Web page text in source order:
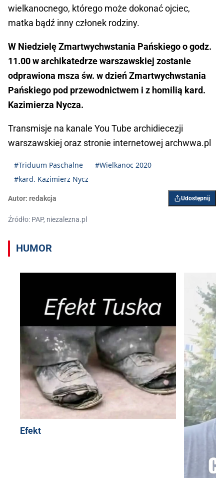
wielkanocnego, którego może dokonać ojciec,
matka bądź inny członek rodziny.
W Niedzielę Zmartwychwstania Pańskiego o godz.
11.00 w archikatedrze warszawskiej zostanie
odprawiona msza św. w dzień Zmartwychwstania
Pańskiego pod przewodnictwem i z homilią kard.
Kazimierza Nycza.
Transmisje na kanale You Tube archidiecezji
warszawskiej oraz stronie internetowej archwwa.pl
#Triduum Paschalne
#Wielkanoc 2020
#kard. Kazimierz Nycz
Autor: redakcja Udostępnij
Źródło: PAP, niezalezna.pl
HUMOR
Efekt